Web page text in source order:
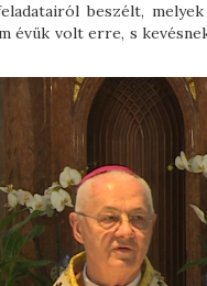
beszélt,
évük volt erre, s